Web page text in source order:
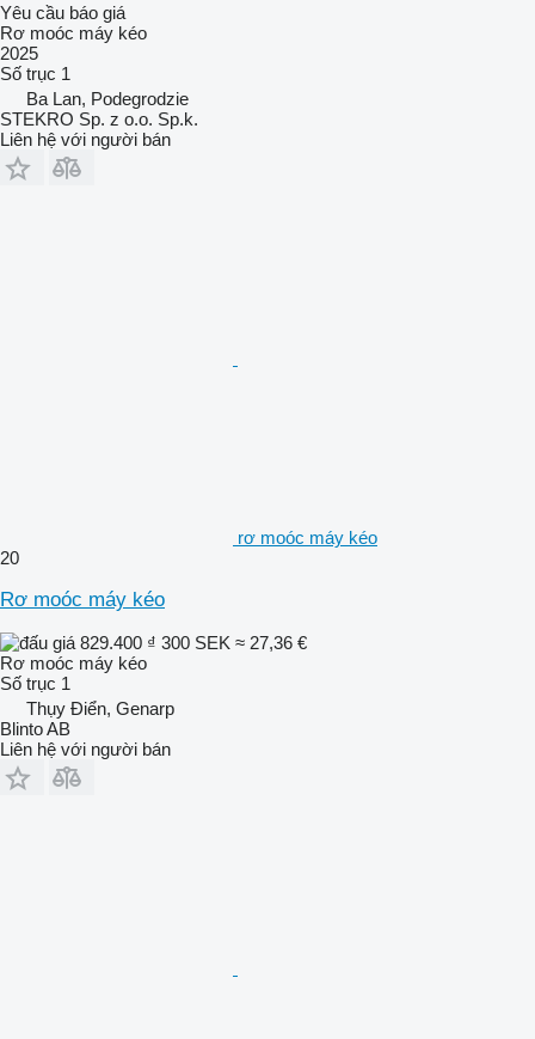
Yêu cầu báo giá
Rơ moóc máy kéo
2025
Số trục 1
Ba Lan, Podegrodzie
STEKRO Sp. z o.o. Sp.k.
Liên hệ với người bán
rơ moóc máy kéo
20
Rơ moóc máy kéo
829.400 ₫ 300 SEK ≈ 27,36 €
Rơ moóc máy kéo
Số trục 1
Thụy Điển, Genarp
Blinto AB
Liên hệ với người bán